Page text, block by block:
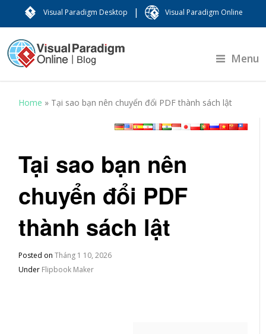
Visual Paradigm Desktop | Visual Paradigm Online
Menu
Home » Tại sao bạn nên chuyển đổi PDF thành sách lật
Tại sao bạn nên
chuyển đổi PDF
thành sách lật
Posted onTháng 1 10, 2026
Under Flipbook Maker